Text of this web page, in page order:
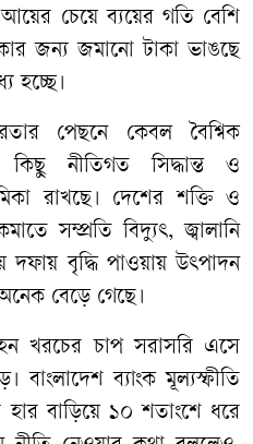
আয়ের চেয়ে ব্যয়ের গতি বেশি
জন্য জমানো টাকা ভাঙছে
হচ্ছে।
পেছনে কেবল
বৈশ্বিক
কিছু নীতিগত সিদ্ধান্ত
ও
রাখছে। দেশের শক্তি ও
সম্প্রতি বিদ্যুৎ,জ্বালানি
দফায় বৃদ্ধি পাওয়ায় উৎপাদন
বেড়ে গেছে।
খরচের চাপ সরাসরি এসে
বাংলাদেশ ব্যাংক মূল্যস্ফীতি
হার বাড়িয়ে ১০ শতাংশে ধরে